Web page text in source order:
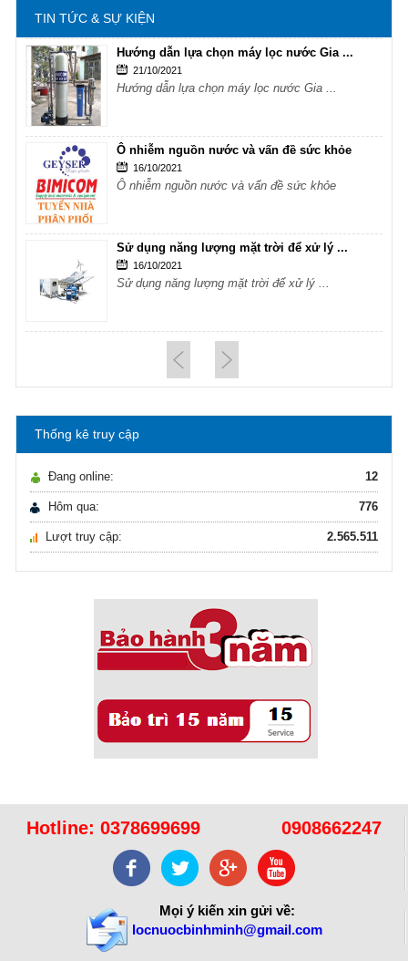
TIN TỨC & SỰ KIỆN
Hướng dẫn lựa chọn máy lọc nước Gia ...
21/10/2021
Hướng dẫn lựa chọn máy lọc nước Gia ...
Ô nhiễm nguồn nước và vấn đề sức khỏe
16/10/2021
Ô nhiễm nguồn nước và vấn đề sức khỏe
Sử dụng năng lượng mặt trời để xử lý ...
16/10/2021
Sử dụng năng lượng mặt trời để xử lý ...
Hướng dẫn lựa chọn máy lọc nước Gia ...
21/10/2021
Hướng dẫn lựa chọn máy lọc nước Gia ...
Ô nhiễm nguồn nước và vấn đề sức khỏe
Sử dụng năng lượng mặt trời để xử lý ...
Sử dụng năng lượng mặt trời để xử lý ...
Thống kê truy cập
Đang online: 12
Hôm qua: 776
Lượt truy cập: 2.565.511
Hotline: 0378699699 0908662247
Mọi ý kiến xin gửi về:
locnuocbinhminh@gmail.com